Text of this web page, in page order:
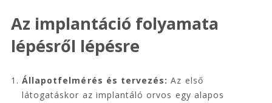
Az implantáció folyamata
lépésről lépésre
Állapotfelmérés és tervezés: Az első
látogatáskor az implantáló orvos egy alapos